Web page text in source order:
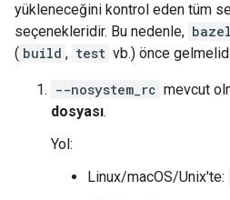
yükleneceğini kontrol eden tüm
seçenekleridir. Bu nedenle, bazel
( build , test vb.) önce
--nosystem_rc mevcut
dosyası.
Yol:
Linux/macOS/Unix'te: